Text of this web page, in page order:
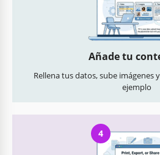
Añade tu
Rellena tus datos, sube imágenes
ejemplo
4